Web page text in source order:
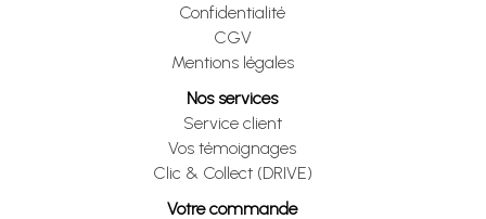
Confidentialité
CGV
Mentions légales
Nos services
Service client
Vos témoignages
Clic & Collect (DRIVE)
Votre commande